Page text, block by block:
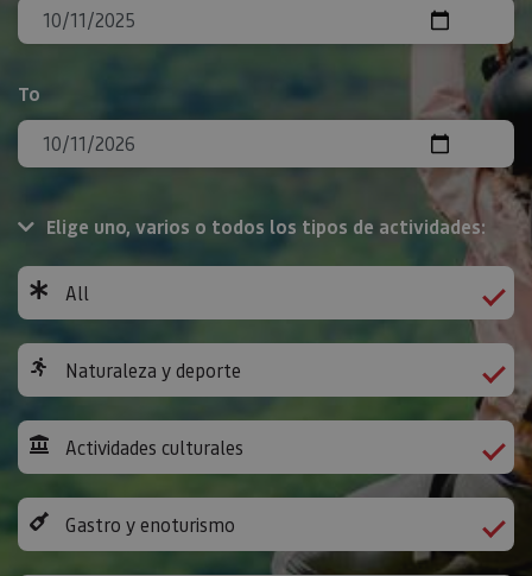
To
Elige uno, varios o todos los tipos de actividades:
All
Naturaleza y deporte
Actividades culturales
Gastro y enoturismo